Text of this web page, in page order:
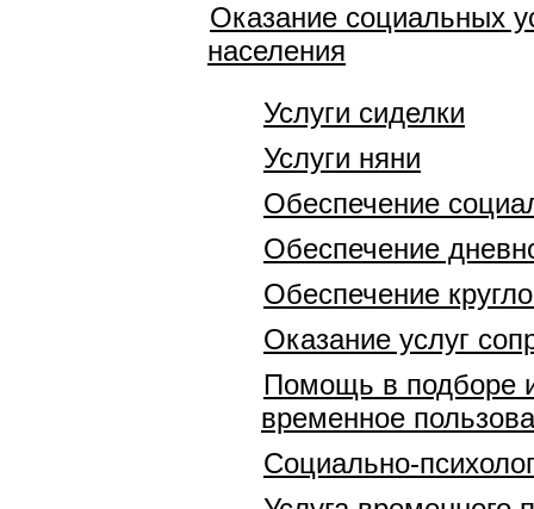
Оказание социальных
населения
Услуги сиделки
Услуги няни
Обеспечение
Обеспечение
Обеспечение
Оказание услуг
Помощь в подборе
временное
Социально-